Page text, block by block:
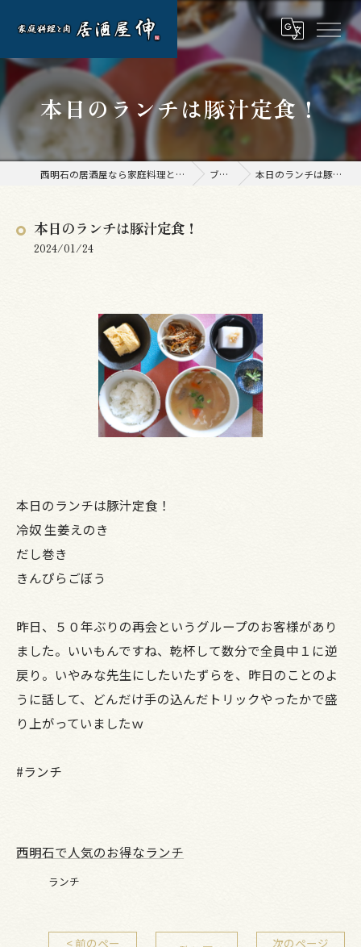
本日のランチは豚汁定食！
西明石の居酒屋なら家庭料理と肉 居酒屋 伸 ブログ 本日のランチは豚汁定食！
本日のランチは豚汁定食！
2024/01/24
本日のランチは豚汁定食！
冷奴 生姜えのき
だし巻き
きんぴらごぼう
昨日、５０年ぶりの再会というグループのお客様があり
ました。いいもんですね、乾杯して数分で全員中１に逆
戻り。いやみな先生にしたいたずらを、昨日のことのよ
うに話して、どんだけ手の込んだトリックやったかで盛
り上がっていましたｗ
#ランチ
西明石で人気のお得なランチ
ランチ
< 前のペー
次のページ